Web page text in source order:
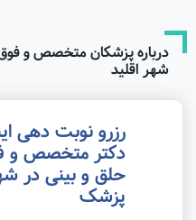
درباره پزشکان متخصص و
شهر اقلید
رزرو نوبت دهی
دکتر متخصص
حلق و بینی در
پزشک